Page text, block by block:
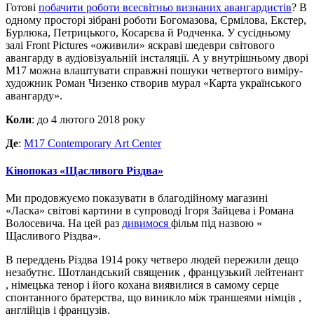
Готові побачити роботи всесвітньо визнаних авангардистів? В
одному просторі зібрані роботи Богомазова, Єрмілова, Екстер,
Бурлюка, Петрицького, Косарєва й Родченка. У сусідньому
залі Front Pictures «оживили» яскраві шедеври світового
авангарду в аудіовізуальній інсталяції. А у внутрішньому дворі
M17 можна влаштувати справжні пошуки четвертого виміру-
художник Роман Чизенко створив мурал «Карта українського
авангарду».
Коли: до 4 лютого 2018 року
Де: M17 Contemporary Art Center
Кінопоказ «Щасливого Різдва»
Ми продовжуємо показувати в благодійному магазині
«Ласка» світові картини в супроводі Ігоря Зайцева і Романа
Волосевича. На цей раз дивимося фільм під назвою «
Щасливого Різдва».
В переддень Різдва 1914 року четверо людей пережили дещо
незабутнє. Шотландський священик , французький лейтенант
, німецька тенор і його кохана виявилися в самому серце
спонтанного братерства, що виникло між траншеями німців ,
англійців і французів.